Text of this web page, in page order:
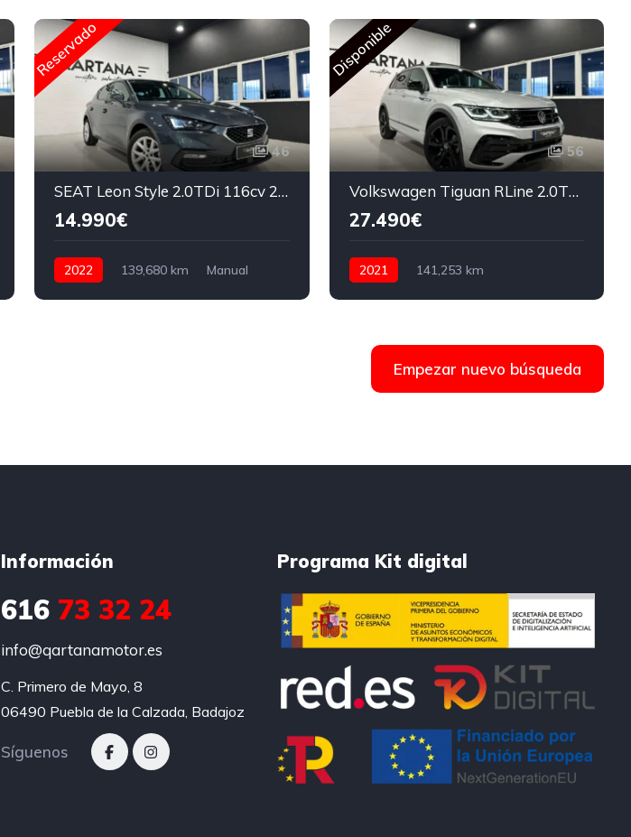
Reservado
46
SEAT Leon Style 2.0TDi 116cv 2022
14.990€
2022 139,680 km
Manual
Disponible
56
Volkswagen Tiguan RLine 2.0TDi 150CV DSG7 2021
27.490€
2021
141,253 km
Empezar nuevo búsqueda
Información
61673 32 24
info@qartanamotor.es
C. Primero de Mayo, 8
06490 Puebla de la Calzada, Badajoz
Síguenos
Programa Kit digital